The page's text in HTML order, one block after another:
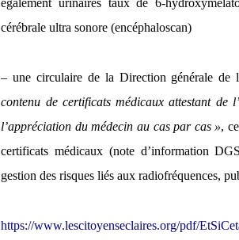
cérébrale ultra sonore (encéphaloscan)
– une circulaire de la Direction générale de
contenu de certificats médicaux attestant de
l’appréciation du médecin au cas par cas »,
certificats médicaux (note d’information
gestion des risques liés aux radiofréquences,
https://www.lescitoyenseclaires.org/pdf/